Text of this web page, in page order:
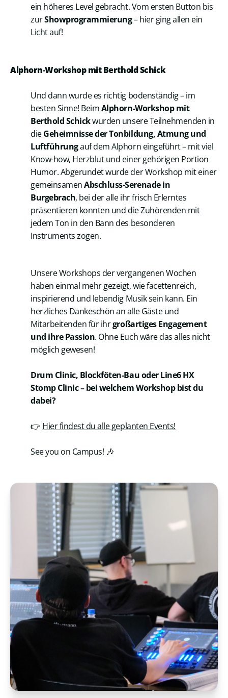
ein höheres Level gebracht. Vom ersten Button bis
zurShowprogrammierung– hier ging allen ein
Licht auf!
Alphorn-Workshop mit Berthold Schick
Und dann wurde es richtig bodenständig – im
besten Sinne! BeimAlphorn-Workshop mit
Berthold Schickwurden unsere Teilnehmenden in
dieGeheimnisse der Tonbildung, Atmung und
Luftführungauf dem Alphorn eingeführt – mit viel
Know-how, Herzblut und einer gehörigen Portion
Humor. Abgerundet wurde der Workshop mit einer
gemeinsamenAbschluss-Serenade in
Burgebrach, bei der alle ihr frisch Erlerntes
präsentieren konnten und die Zuhörenden mit
jedem Ton in den Bann des besonderen
Instruments zogen.
Unsere Workshops der vergangenen Wochen
haben einmal mehr gezeigt, wie facettenreich,
inspirierend und lebendig Musik sein kann. Ein
herzliches Dankeschön an alle Gäste und
Mitarbeitenden für ihrgroßartiges Engagement
und ihre Passion. Ohne Euch wäre das alles nicht
möglich gewesen!
Drum Clinic, Blockföten-Bau oder Line6 HX
Stomp Clinic – bei welchem Workshop bist du
dabei?
👉 Hier findest du alle geplanten Events!
See you on Campus! 🎶